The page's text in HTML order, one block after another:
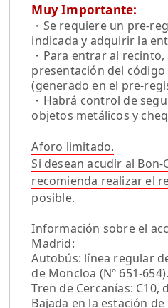
Muy Importante:
・Se requiere un pre-
indicada y adquirir la
・Para entrar al
presentación del
(generado en el pre-
・Habrá control de
objetos metálicos y
Aforo limitado.
Si desean acudir al
recomienda realizar el
posible.
Información sobre el
Madrid:
Autobús: línea regular
de Moncloa (Nº 651-654).
Tren de Cercanías: C10,
Bajada en la estación